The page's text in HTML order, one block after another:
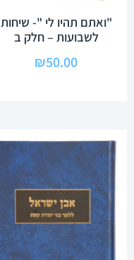
"ואתם תהיו לי "- שיחות
לשבועות – חלק ב
₪50.00